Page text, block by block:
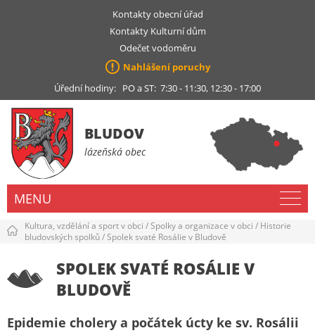
Kontakty obecní úřad
Kontakty Kulturní dům
Odečet vodoměru
Nahlášení poruchy
Úřední hodiny: PO a ST: 7:30 - 11:30, 12:30 - 17:00
BLUDOV
lázeňská obec
MENU
Kultura, vzdělání a sport v obci /Spolky a organizace v obci / Historie
bludovských spolků/Spolek svaté Rosálie v Bludově
SPOLEK SVATÉ ROSÁLIE V
BLUDOVĚ
Epidemie cholery a počátek úcty ke sv. Rosálii